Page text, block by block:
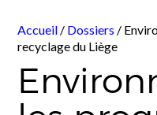
Accueil / Dossiers /
recyclage du Liège